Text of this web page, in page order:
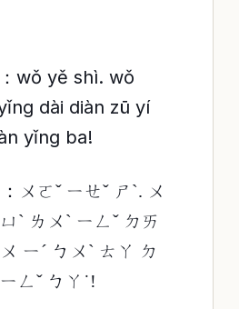
wǒ yě shì. wǒ
dài diàn zū yí
yǐng ba!
ㄨㄛˇ ㄧㄝˇ ㄕˋ. ㄨ
ˋ ㄌㄨˋ ㄧㄥˇ ㄉㄞ
ㄧˊ ㄅㄨˋ ㄊㄚ ㄉ
ㄥˇ ㄅㄚ˙!